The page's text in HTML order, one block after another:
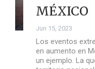
MÉXICO
Jun 15, 2023
Los eventos
en aumento en
un ejemplo. La